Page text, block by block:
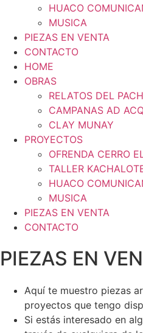
HUACO
MUSICA
PIEZAS EN VENTA
CONTACTO
HOME
OBRAS
RELATOS DEL
CAMPANAS AD
CLAY MUNAY
PROYECTOS
OFRENDA CERRO
TALLER
HUACO
MUSICA
PIEZAS EN VENTA
CONTACTO
PIEZAS EN
Aquí te muestro piezas
proyectos que tengo
Si estás interesado en